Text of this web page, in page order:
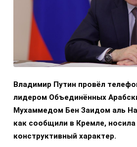
Владимир Путин провёл
лидером Объединённых
Мухаммедом Бен Заидом аль
как сообщили в Кремле,
конструктивный характер.